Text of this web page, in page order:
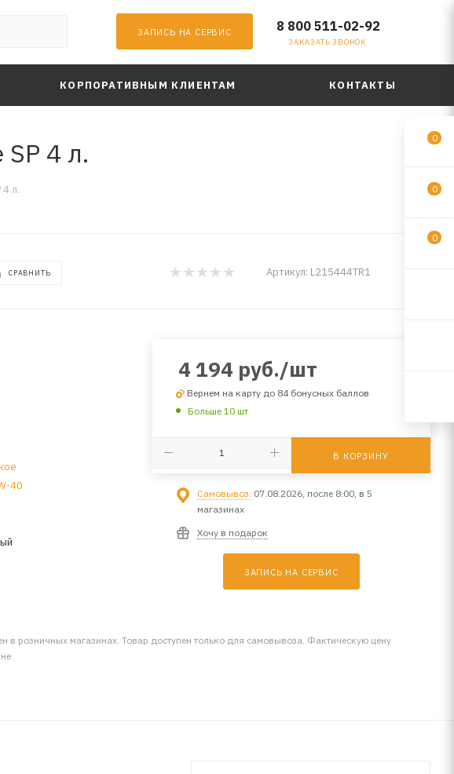
ЗАПИСЬ НА СЕРВИС 8 800 511-02-92
ЗАКАЗАТЬ ЗВОНОК
КОРПОРАТИВНЫМ КЛИЕНТАМ КОНТАКТЫ
4 л.
л.
СРАВНИТЬ Артикул: L215444TR1
40
4 194 руб./шт
Вернем на карту до 84 бонусных баллов
Больше 10 шт
В КОРЗИНУ
Самовывоз: 07.08.2026, после 8:00, в 5
магазинах
Хочу в подарок
ЗАПИСЬ НА СЕРВИС
в розничных магазинах. Товар доступен только для самовывоза. Фактическую цену
0
0
0